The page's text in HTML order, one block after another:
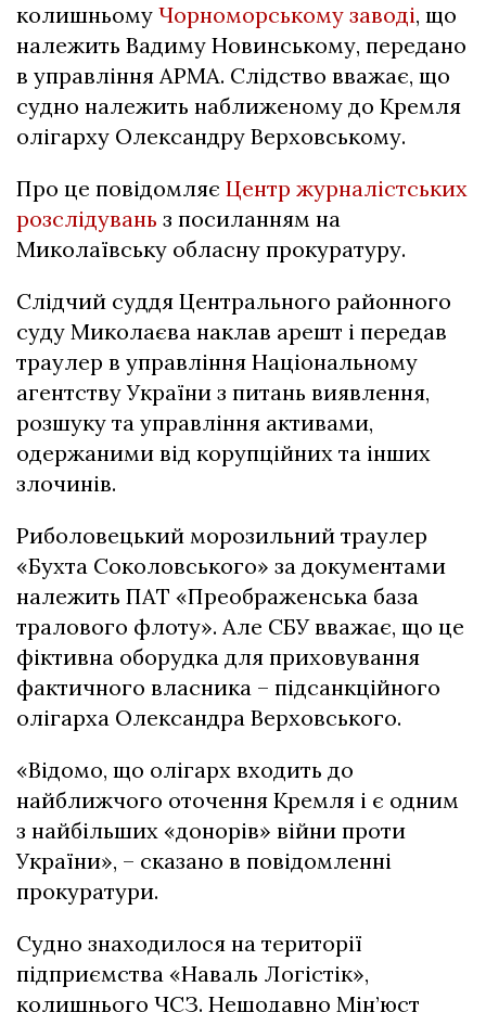
колишньому Чорноморському заводі, що
належить Вадиму Новинському, передано
в управління АРМА. Слідство вважає, що
судно належить наближеному до Кремля
олігарху Олександру Верховському.
Про це повідомляє Центр журналістських
розслідувань з посиланням на
Миколаївську обласну прокуратуру.
Слідчий суддя Центрального районного
суду Миколаєва наклав арешт і передав
траулер в управління Національному
агентству України з питань виявлення,
розшуку та управління активами,
одержаними від корупційних та інших
злочинів.
Риболовецький морозильний траулер
«Бухта Соколовського» за документами
належить ПАТ «Преображенська база
тралового флоту». Але СБУвважає, що це
фіктивна оборудка для приховування
фактичного власника – підсанкційного
олігарха Олександра Верховського.
«Відомо, що олігарх входить до
найближчого оточення Кремля і є одним
з найбільших «донорів» війни проти
України», – сказано в повідомленні
прокуратури.
Судно знаходилося на території
підприємства «Наваль Логістік»,
колишнього ЧСЗ. Нещодавно Мін’юст